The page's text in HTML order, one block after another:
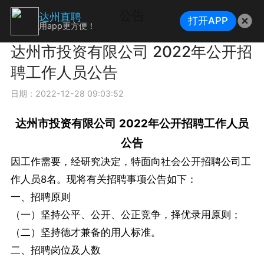
达州市投资有限公司 2022年公开招
聘工作人员公告
日期：2022-12-28 09:03:52
达州市投资有限公司 2022年公开招聘工作人员
公告
因工作需要，经研究决定，特面向社会公开招聘公司工
作人员8名。现将有关招聘事项公告如下：
一、招聘原则
（一）坚持公平、公开、公正竞争，择优录用原则；
（二）坚持德才兼备的用人标准。
二、招聘岗位及人数
达州直聘
用app更方便！ 打开APP